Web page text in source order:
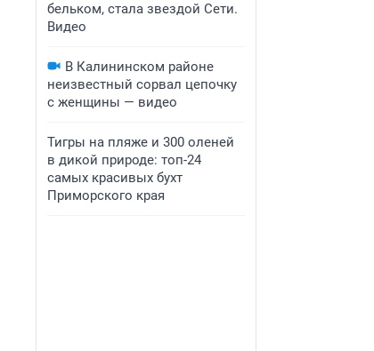
бельком, стала звездой Сети.
Видео
В Калининском районе
неизвестный сорвал цепочку
с женщины — видео
Тигры на пляже и 300 оленей
в дикой природе: топ-24
самых красивых бухт
Приморского края